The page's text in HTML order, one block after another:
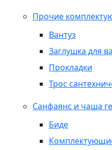
Прочие
Вантуз
Заглушка для
Прокладки
Трос
Санфаянс и чаша
Биде